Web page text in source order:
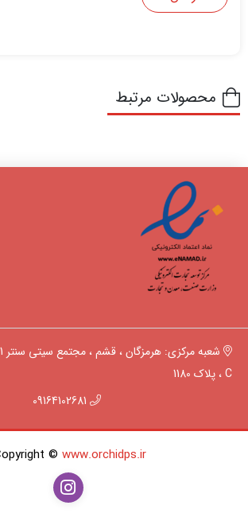
محصولات مرتبط
C ، پلاک 1180
09164102681
© www.orchidps.ir